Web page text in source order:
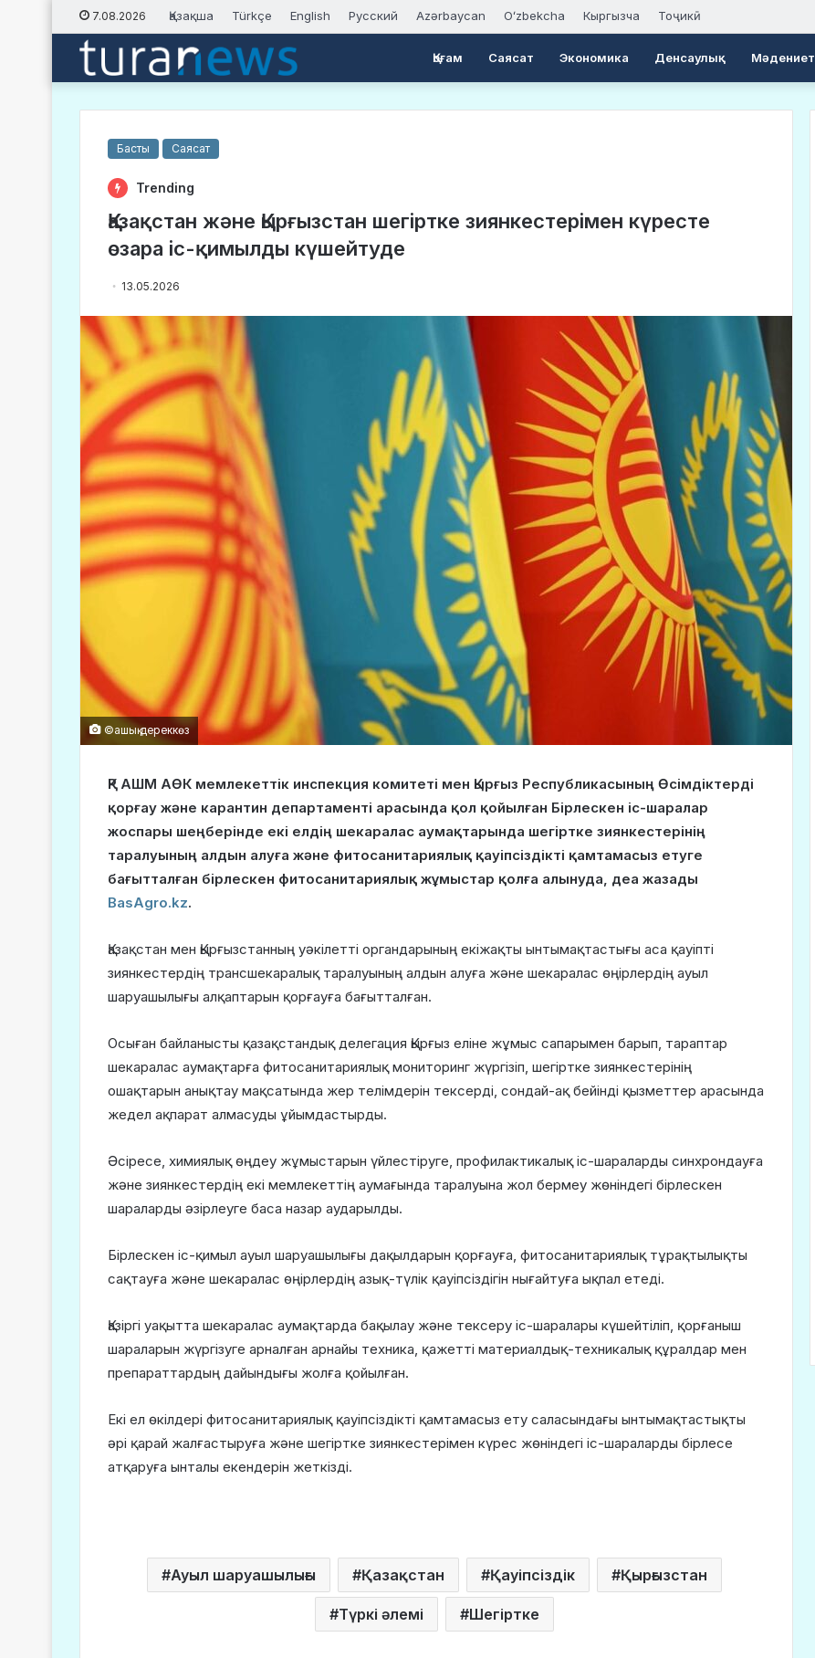
7.08.2026 Қазақша Türkçe English Русский Azərbaycan Oʻzbekcha Кыргызча Тоҷикӣ
Қоғам Саясат Экономика Денсаулық Мәдениет
Басты Саясат
Trending
Қазақстан және Қырғызстан шегіртке зиянкестерімен күресте
өзара іс-қимылды күшейтуде
13.05.2026
©ашық дереккөз
ҚР АШМ АӨК мемлекеттік инспекция комитеті мен Қырғыз Республикасының Өсімдіктерді
қорғау және карантин департаменті арасында қол қойылған Бірлескен іс-шаралар
жоспары шеңберінде екі елдің шекаралас аумақтарында шегіртке зиянкестерінің
таралуының алдын алуға және фитосанитариялық қауіпсіздікті қамтамасыз етуге
бағытталған бірлескен фитосанитариялық жұмыстар қолға алынуда, деа жазады
BasAgro.kz.
Қазақстан мен Қырғызстанның уәкілетті органдарының екіжақты ынтымақтастығы аса қауіпті
зиянкестердің трансшекаралық таралуының алдын алуға және шекаралас өңірлердің ауыл
шаруашылығы алқаптарын қорғауға бағытталған.
Осыған байланысты қазақстандық делегация Қырғыз еліне жұмыс сапарымен барып, тараптар
шекаралас аумақтарға фитосанитариялық мониторинг жүргізіп, шегіртке зиянкестерінің
ошақтарын анықтау мақсатында жер телімдерін тексерді, сондай-ақ бейінді қызметтер арасында
жедел ақпарат алмасуды ұйымдастырды.
Әсіресе, химиялық өңдеу жұмыстарын үйлестіруге, профилактикалық іс-шараларды синхрондауға
және зиянкестердің екі мемлекеттің аумағында таралуына жол бермеу жөніндегі бірлескен
шараларды әзірлеуге баса назар аударылды.
Бірлескен іс-қимыл ауыл шаруашылығы дақылдарын қорғауға, фитосанитариялық тұрақтылықты
сақтауға және шекаралас өңірлердің азық-түлік қауіпсіздігін нығайтуға ықпал етеді.
Қазіргі уақытта шекаралас аумақтарда бақылау және тексеру іс-шаралары күшейтіліп, қорғаныш
шараларын жүргізуге арналған арнайы техника, қажетті материалдық-техникалық құралдар мен
препараттардың дайындығы жолға қойылған.
Екі ел өкілдері фитосанитариялық қауіпсіздікті қамтамасыз ету саласындағы ынтымақтастықты
әрі қарай жалғастыруға және шегіртке зиянкестерімен күрес жөніндегі іс-шараларды бірлесе
атқаруға ынталы екендерін жеткізді.
Ауыл шаруашылығы Қазақстан Қауіпсіздік Қырғызстан
Түркі әлемі Шегіртке